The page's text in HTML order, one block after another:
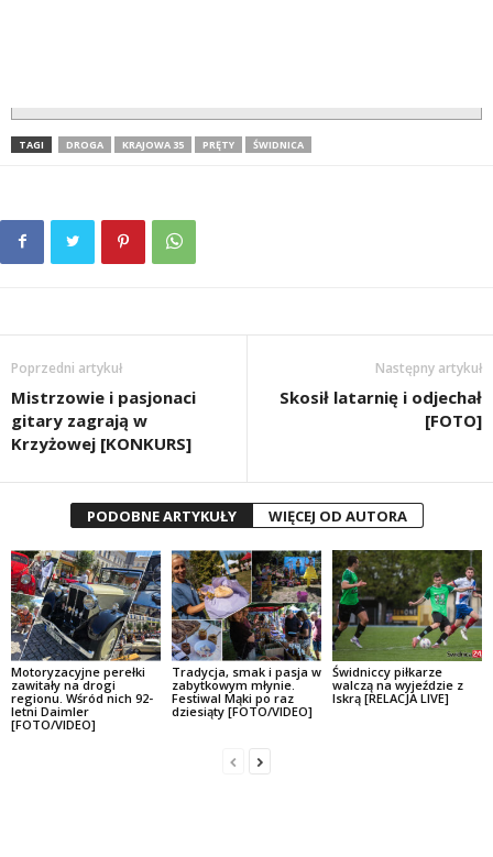
TAGI DROGA KRAJOWA 35 PRĘTY ŚWIDNICA
Poprzedni artykuł
Mistrzowie i pasjonaci
gitary zagrają w
Krzyżowej [KONKURS]
Następny artykuł
Skosił latarnię i odjechał
[FOTO]
PODOBNE ARTYKUŁY WIĘCEJ OD AUTORA
Motoryzacyjne perełki
zawitały na drogi
regionu. Wśród nich 92-
letni Daimler
[FOTO/VIDEO]
Tradycja, smak i pasja w
zabytkowym młynie.
Festiwal Mąki po raz
dziesiąty [FOTO/VIDEO]
Świdniccy piłkarze
walczą na wyjeździe z
Iskrą [RELACJA LIVE]